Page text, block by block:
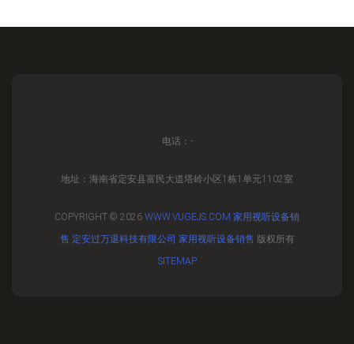
电话：-
地址：海南省定安县富民大道塔岭小区1栋1单元1102室
COPYRIGHT © 2026 WWW.VUGEJS.COM 家用视听设备销
售 定安过万退科技有限公司 家用视听设备销售 版权所有
SITEMAP